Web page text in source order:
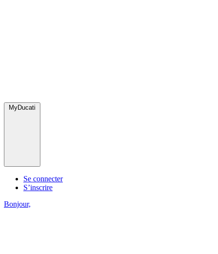
MyDucati
Se connecter
S’inscrire
Bonjour,